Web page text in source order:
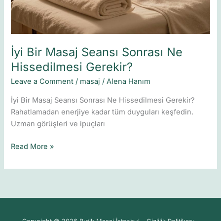
İyi Bir Masaj Seansı Sonrası Ne
Hissedilmesi Gerekir?
Leave a Comment / masaj /Alena Hanım
İyi Bir Masaj Seansı Sonrası Ne Hissedilmesi Gerekir?
Rahatlamadan enerjiye kadar tüm duyguları keşfedin.
Uzman görüşleri ve ipuçları
Gerekir?
Read More »